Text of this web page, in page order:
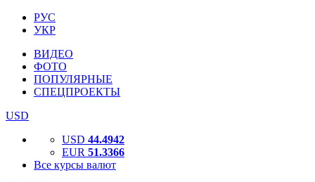
РУС
УКР
ВИДЕО
ФОТО
ПОПУЛЯРНЫЕ
СПЕЦПРОЕКТЫ
USD
USD 44.4942
EUR 51.3366
Все курсы валют